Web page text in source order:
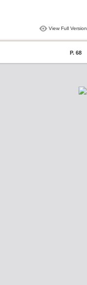
View Full Version
P. 68